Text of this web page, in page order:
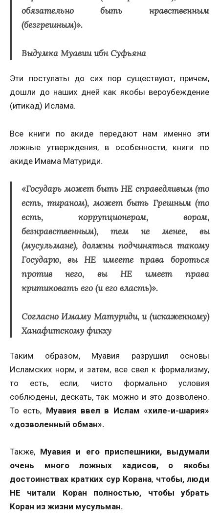
обязательно быть нравственным
(безгрешным)».
Выдумка Муавии ибн Суфьяна
Эти постулаты до сих пор существуют, причем,
дошли до наших дней как якобы вероубеждение
(итикад) Ислама.
Все книги по акиде передают нам именно эти
ложные утверждения, в особенности, книги по
акиде Имама Матуриди.
«Государь может быть НЕ справедливым (то
есть, тираном), может быть Грешным (то
есть, коррупционером, вором,
безнравственным), тем не менее, вы
(мусульмане), должны подчиняться такому
Государю, вы НЕ имеете права бороться
против него, вы НЕ имеет права
критиковать его (и его власть)».
Согласно Имаму Матуриди, и (искаженному)
Ханафитскому фикху
Таким образом, Муавия разрушил основы
Исламских норм, и затем, все свел к формализму,
то есть, если, чисто формально условия
соблюдены, дескать, так можно и это дозволено.
То есть, Муавия ввел в Ислам «хиле-и-шария»
«дозволенный обман».
Также, Муавия и его приспешники, выдумали
очень много ложных хадисов, о якобы
достоинствах кратких сур Корана, чтобы, люди
НЕ читали Коран полностью, чтобы убрать
Коран из жизни мусульман.